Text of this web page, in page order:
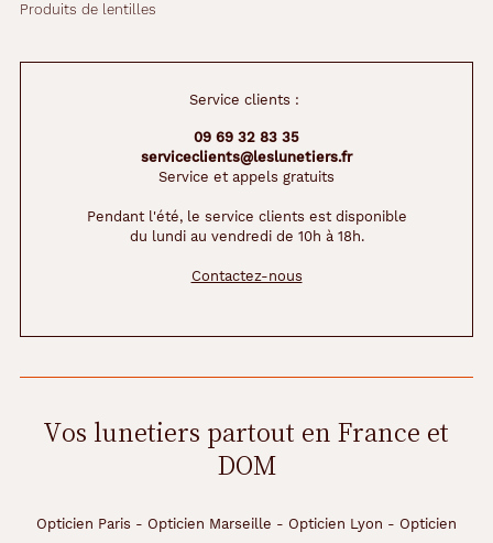
Produits de lentilles
Service clients :
09 69 32 83 35
serviceclients@leslunetiers.fr
Service et appels gratuits
Pendant l'été, le service clients est disponible
du lundi au vendredi de 10h à 18h.
Contactez-nous
Vos lunetiers partout en France et
DOM
Opticien Paris - Opticien Marseille - Opticien Lyon - Opticien